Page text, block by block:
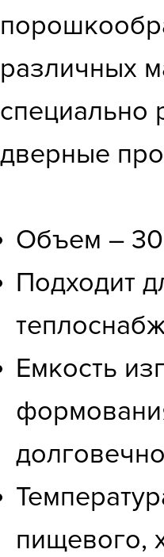
различных
специально
дверные
Объем –
Подходит
Емкость
пищевого,